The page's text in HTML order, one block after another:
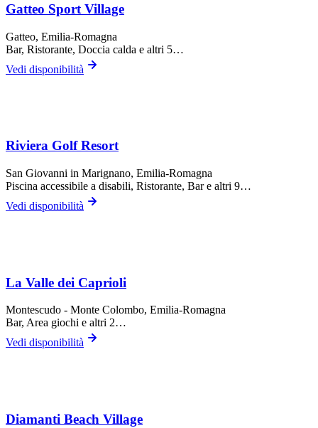
Gatteo Sport Village
Gatteo, Emilia-Romagna
Bar, Ristorante, Doccia calda e altri 5…
Vedi disponibilità
Riviera Golf Resort
San Giovanni in Marignano, Emilia-Romagna
Piscina accessibile a disabili, Ristorante, Bare altri 9…
Vedi disponibilità
La Valle dei Caprioli
Montescudo - Monte Colombo, Emilia-Romagna
Bar, Area giochi e altri 2…
Vedi disponibilità
Diamanti Beach Village